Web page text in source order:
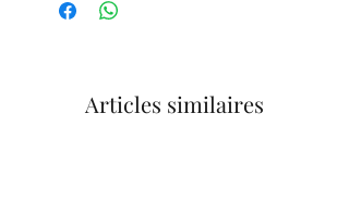
Articles similaires